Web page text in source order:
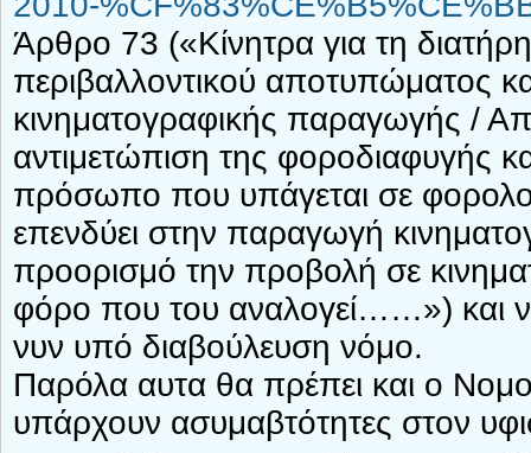
Άρθρο 73 («Κίνητρα για τη
περιβαλλοντικού αποτυπώματος
κινηματογραφικής παραγωγής /
αντιμετώπιση της φοροδιαφυγής
πρόσωπο που υπάγεται σε
επενδύει στην παραγωγή
προορισμό την προβολή σε
φόρο που του αναλογεί……») και
νυν υπό διαβούλευση νόμο.
Παρόλα αυτα θα πρέπει και ο
υπάρχουν ασυμαβτότητες στον